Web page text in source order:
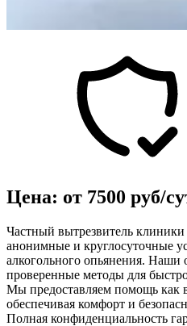
Цена: от 7500 руб/
Частный вытрезвитель клиники
анонимные и круглосуточные
алкогольного опьянения.
проверенные методы для
Мы предоставляем помощь как
обеспечивая комфорт и
Полная конфиденциальность